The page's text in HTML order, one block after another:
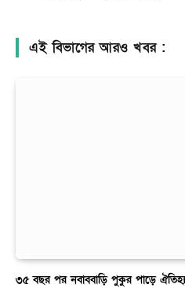
এই বিভাগের আরও খবর :
৩৫ বছর পর নবাববাড়ি পুকুর পাড়ে